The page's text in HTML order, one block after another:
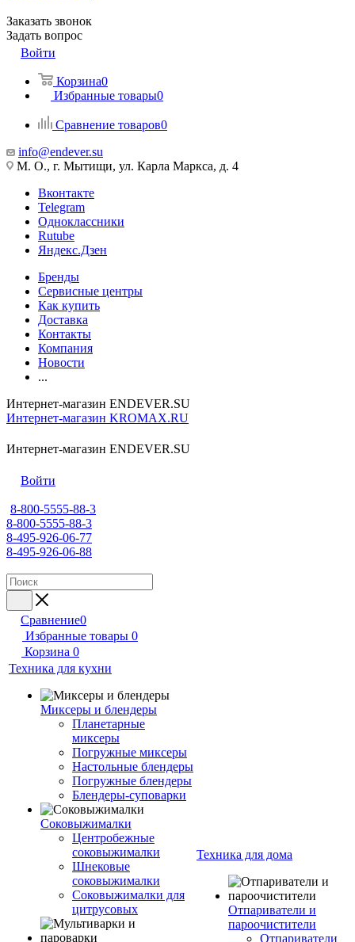
Заказать звонок
Задать вопрос
Войти
Корзина0
Избранные товары0
Сравнение товаров0
info@endever.su
М. О., г. Мытищи, ул. Карла Маркса, д. 4
Вконтакте
Telegram
Одноклассники
Rutube
Яндекс.Дзен
Бренды
Сервисные центры
Как купить
Доставка
Контакты
Компания
Новости
...
Интернет-магазин ENDEVER.SU
Интернет-магазин KROMAX.RU
Интернет-магазин ENDEVER.SU
Войти
8-800-5555-88-3
8-800-5555-88-3
8-495-926-06-77
8-495-926-06-88
Сравнение0
Избранные товары 0
Корзина 0
Техника для кухни
Миксеры и блендеры
Планетарные
миксеры
Погружные миксеры
Настольные блендеры
Погружные блендеры
Блендеры-суповарки
Соковыжималки
Центробежные
соковыжималки
Шнековые
соковыжималки
Соковыжималки для
цитрусовых
Техника для дома
Отпариватели и
пароочистители
Отпариватели